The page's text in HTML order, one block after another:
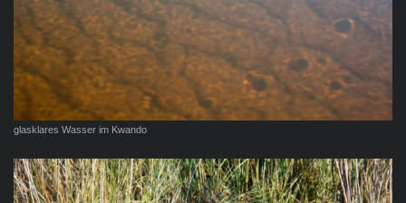
glasklares Wasser im Kwando